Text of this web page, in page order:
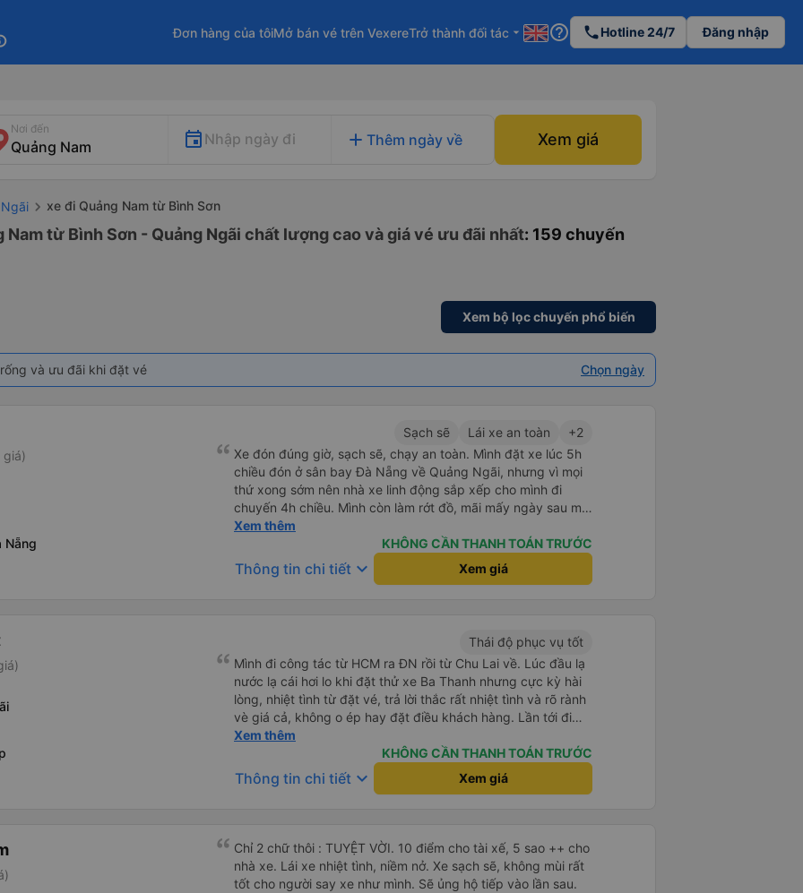
Đơn hàng của tôiMở bán vé trên VexereTrở thành đối tác arrow_drop_down help_outline phoneHotline 24/7 Đăng nhập
Nơi đến
Nhập ngày đi add Thêm ngày về Xem giá
xe đi Quảng Nam từ Bình Sơn
Nam từ Bình Sơn - Quảng Ngãi chất lượng cao và giá vé ưu đãi nhất: 159 chuyến
Xem bộ lọc chuyến phổ biến
và ưu đãi khi đặt vé Chọn ngày
giá)
Nẵng
Sạch sẽ Lái xe an toàn
+2
Xe đón đúng giờ, sạch sẽ, chạy an toàn. Mình đặt xe lúc 5h
chiều đón ở sân bay Đà Nẵng về Quảng Ngãi, nhưng vì mọi
thứ xong sớm nên nhà xe linh động sắp xếp cho mình đi
chuyến 4h chiều. Mình còn làm rớt đồ, mãi mấy ngày sau mới
phát hiện ra, và phía nhà xe cũng giúp mình tìm lại. Lần sau
nếu di chuyển Đà Nẵng - Quảng Ngãi thì mình sẽ đi tiếp với
nhà xe Hà Thảo.
Xem thêm
KHÔNG CẦN THANH TOÁN TRƯỚC
Thông tin chi tiết keyboard_arrow_down Xem giá
Thái độ phục vụ tốt
Mình đi công tác từ HCM ra ĐN rồi từ Chu Lai về. Lúc đầu lạ
nước lạ cái hơi lo khi đặt thử xe Ba Thanh nhưng cực kỳ hài
lòng, nhiệt tình từ đặt vé, trả lời thắc rất nhiệt tình và rõ rành
vè giá cả, không o ép hay đặt điều khách hàng. Lần tới đi
công tác chắc chắn tiếp tục dùng xe nhà này!
Xem thêm
KHÔNG CẦN THANH TOÁN TRƯỚC
Thông tin chi tiết keyboard_arrow_down Xem giá
Chỉ 2 chữ thôi : TUYỆT VỜI. 10 điểm cho tài xế, 5 sao ++ cho
nhà xe. Lái xe nhiệt tình, niềm nở. Xe sạch sẽ, không mùi rất
tốt cho người say xe như mình. Sẽ ủng hộ tiếp vào lần sau.